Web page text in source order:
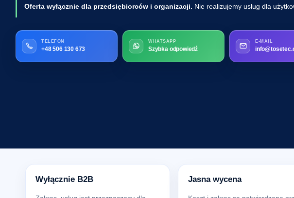
Oferta wyłącznie dla przedsiębiorców i organizacji. Nie realizujemy usług dla
TELEFON
+48 506 130 673
WHATSAPP
Szybka odpowiedź
E-MAIL
Wyłącznie B2B Jasna wycena